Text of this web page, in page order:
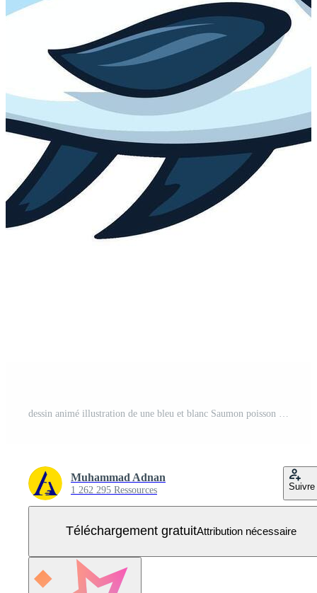
Muhammad Adnan
1 262 295 Ressources Suivre
Téléchargement gratuitAttribution nécessaire